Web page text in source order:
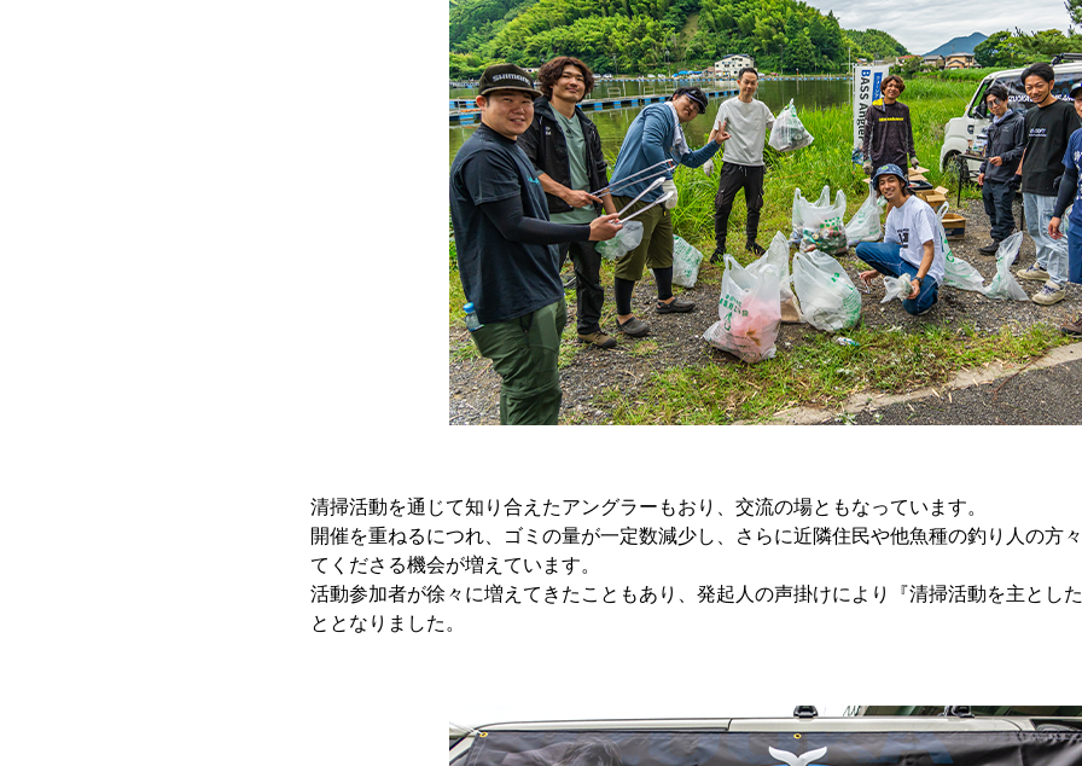
清掃活動を通じて知り合えたアングラーもおり、交流の場ともなっています。
開催を重ねるにつれ、ゴミの量が一定数減少し、さらに近隣住民や他魚種の釣り人の方
てくださる機会が増えています。
活動参加者が徐々に増えてきたこともあり、発起人の声掛けにより『清掃活動を主とし
ととなりました。